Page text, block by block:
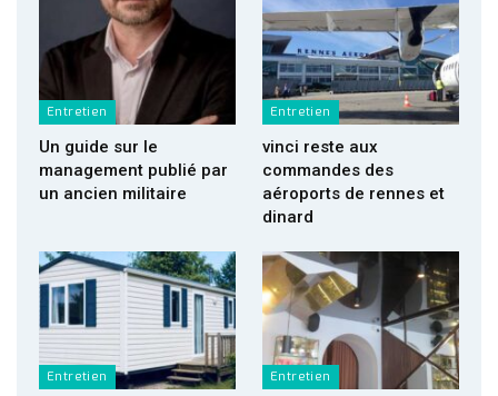
Entretien
Un guide sur le
management publié par
un ancien militaire
Entretien
vinci reste aux
commandes des
aéroports de rennes et
dinard
Entretien Entretien